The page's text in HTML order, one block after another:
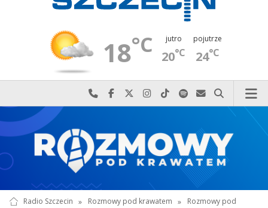
18°C jutro
20°C
pojutrze
24°C
Najlepiej po prostu do nas zadzwoń
Odwiedź nas na Facebook-u
Odwiedź nas na X
Odwiedź nas na Instagram-ie
Odwiedź nas na TikTok-u
Szukaj nas na Spotify
Wyślij do nas
Szukaj
Radio Szczecin » Rozmowy pod krawatem »
Rozmowy pod